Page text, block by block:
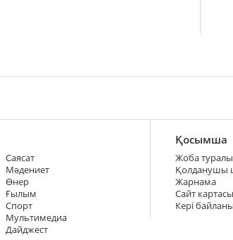
Саясат
Мәдениет
Өнер
Ғылым
Спорт
Мультимедиа
Дайджест
Қосымша
Жоба туралы
Қолданушы
Жарнама
Сайт картасы
Кері